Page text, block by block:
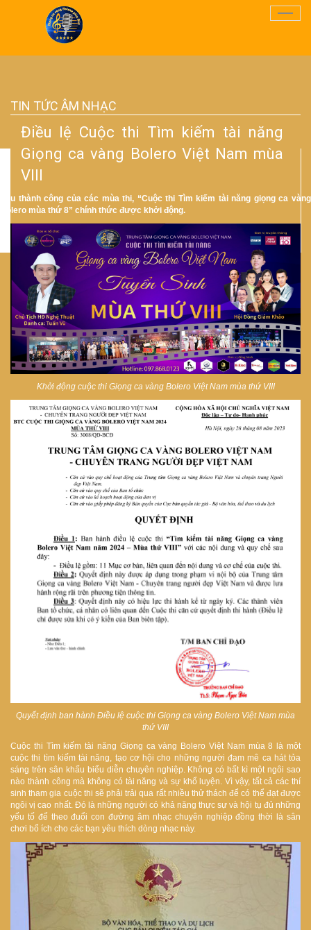
Điều
TIN TỨC ÂM NHẠC
Điều lệ Cuộc thi Tìm kiếm tài năng
Giọng ca vàng Bolero Việt Nam mùa
VIII
Sau thành công của các mùa thi, “Cuộc thi Tìm kiếm tài năng giọng ca vàng
Bolero mùa thứ 8” chính thức được khởi động.
Khởi động cuộc thi Giọng ca vàng Bolero Việt Nam mùa thứ VIII
Quyết định ban hành Điều lệ cuộc thi Giọng ca vàng Bolero Việt Nam mùa
thứ VIII
Cuộc thi Tìm kiếm tài năng Giọng ca vàng Bolero Việt Nam mùa 8 là một
cuộc thi tìm kiếm tài năng, tạo cơ hội cho những người đam mê ca hát tỏa
sáng trên sân khấu biểu diễn chuyên nghiệp. Không có bất kì một ngôi sao
nào thành công mà không có tài năng và sự khổ luyện. Vì vậy, tất cả các thí
sinh tham gia cuộc thi sẽ phải trải qua rất nhiều thử thách để có thể đạt được
ngôi vị cao nhất. Đó là những người có khả năng thực sự và hội tụ đủ những
yếu tố để theo đuổi con đường âm nhạc chuyên nghiệp đồng thời là sân
chơi bổ ích cho các bạn yêu thích dòng nhạc này.